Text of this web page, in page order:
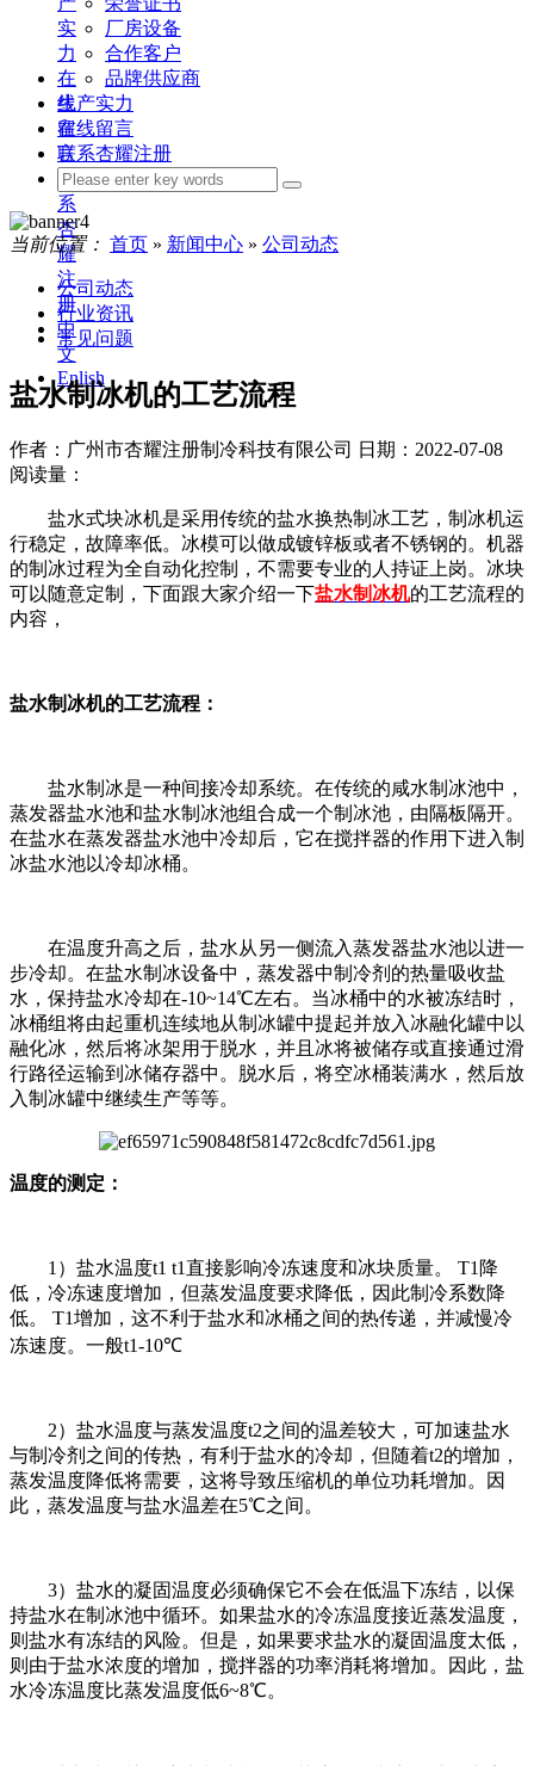
实
力
在
线
留
言
联
系
杏
耀
注
册
中
文
Enlish
厂房设备
合作客户
品牌供应商
生产实力
在线留言
联系杏耀注册
当前位置： 首页 » 新闻中心 » 公司动态
公司动态
行业资讯
常见问题
盐水制冰机的工艺流程
作者：广州市杏耀注册制冷科技有限公司
日期：2022-07-08
阅读量：
盐水式块冰机是采用传统的盐水换热制冰工艺，制冰机运
行稳定，故障率低。冰模可以做成镀锌板或者不锈钢的。机器
的制冰过程为全自动化控制，不需要专业的人持证上岗。冰块
可以随意定制，下面跟大家介绍一下盐水制冰机的工艺流程的
内容，
盐水制冰机的工艺流程：
盐水制冰是一种间接冷却系统。在传统的咸水制冰池中，
蒸发器盐水池和盐水制冰池组合成一个制冰池，由隔板隔开。
在盐水在蒸发器盐水池中冷却后，它在搅拌器的作用下进入制
冰盐水池以冷却冰桶。
在温度升高之后，盐水从另一侧流入蒸发器盐水池以进一
步冷却。在盐水制冰设备中，蒸发器中制冷剂的热量吸收盐
水，保持盐水冷却在-10~14℃左右。当冰桶中的水被冻结时，
冰桶组将由起重机连续地从制冰罐中提起并放入冰融化罐中以
融化冰，然后将冰架用于脱水，并且冰将被储存或直接通过滑
行路径运输到冰储存器中。脱水后，将空冰桶装满水，然后放
入制冰罐中继续生产等等。
温度的测定：
1）盐水温度t1 t1直接影响冷冻速度和冰块质量。 T1降
低，冷冻速度增加，但蒸发温度要求降低，因此制冷系数降
低。 T1增加，这不利于盐水和冰桶之间的热传递，并减慢冷
冻速度。一般t1-10℃
2）盐水温度与蒸发温度t2之间的温差较大，可加速盐水
与制冷剂之间的传热，有利于盐水的冷却，但随着t2的增加，
蒸发温度降低将需要，这将导致压缩机的单位功耗增加。因
此，蒸发温度与盐水温差在5℃之间。
3）盐水的凝固温度必须确保它不会在低温下冻结，以保
持盐水在制冰池中循环。如果盐水的冷冻温度接近蒸发温度，
则盐水有冻结的风险。但是，如果要求盐水的凝固温度太低，
则由于盐水浓度的增加，搅拌器的功率消耗将增加。因此，盐
水冷冻温度比蒸发温度低6~8℃。